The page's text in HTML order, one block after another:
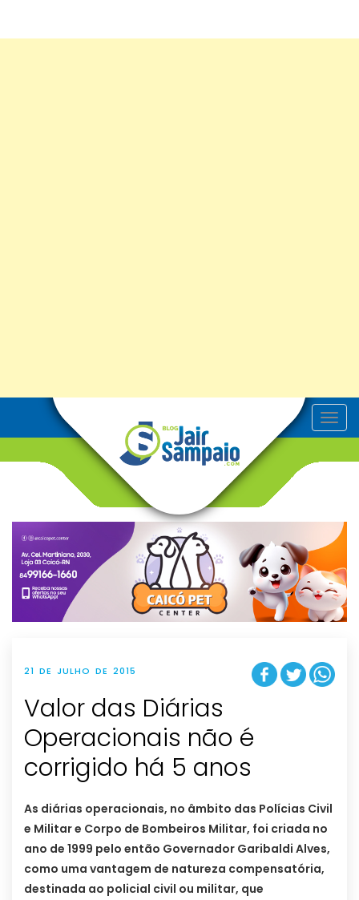
T
o
v
g
t
i
o
n
21 DE JULHO DE 2015
Valor das Diárias
Operacionais não é
corrigido há 5 anos
As diárias operacionais, no âmbito das Polícias Civil
e Militar e Corpo de Bombeiros Militar, foi criada no
ano de 1999 pelo então Governador Garibaldi Alves,
como uma vantagem de natureza compensatória,
destinada ao policial civil ou militar, que